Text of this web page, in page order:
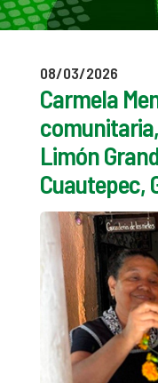
08/03/2026
Carmela
Limón
Cuautepec,